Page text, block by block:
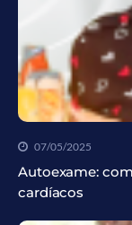
07/05/2025
Autoexame:
cardíacos